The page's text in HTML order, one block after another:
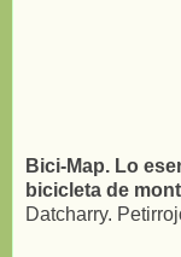
Bici-Map. Lo
bicicleta de
Datcharry.